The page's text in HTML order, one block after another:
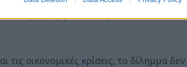
περιοριζόμαστε στην εικόνα του
τις οικονομικές κρίσεις, το δίλημμα δεν